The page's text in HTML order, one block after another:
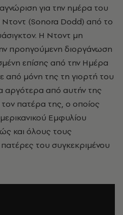
για την ημέρα του
(Sonora Dodd) από το
Η Ντοντ μη
προηγούμενη διοργάνωση
επίσης από την Ημέρα
μόνη της τη γιορτή του
αργότερα από αυτήν της
τον πατέρα της, ο οποίος
Εμφυλίου
και όλους τους
του συγκεκριμένου